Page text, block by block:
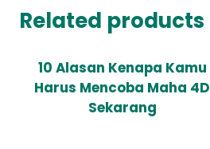
Related products
10 Alasan Kenapa Kamu
Harus Mencoba Maha 4D
Sekarang